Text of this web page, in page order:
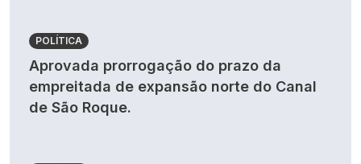
POLÍTICA
Aprovada prorrogação do prazo da
empreitada de expansão norte do Canal
de São Roque.